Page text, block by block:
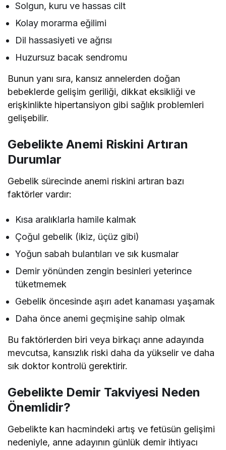
Solgun, kuru ve hassas cilt
Kolay morarma eğilimi
Dil hassasiyeti ve ağrısı
Huzursuz bacak sendromu
Bunun yanı sıra, kansız annelerden doğan
bebeklerde gelişim geriliği, dikkat eksikliği ve
erişkinlikte hipertansiyon gibi sağlık problemleri
gelişebilir.
Gebelikte Anemi Riskini Artıran
Durumlar
Gebelik sürecinde anemi riskini artıran bazı
faktörler vardır:
Kısa aralıklarla hamile kalmak
Çoğul gebelik (ikiz, üçüz gibi)
Yoğun sabah bulantıları ve sık kusmalar
Demir yönünden zengin besinleri yeterince
tüketmemek
Gebelik öncesinde aşırı adet kanaması yaşamak
Daha önce anemi geçmişine sahip olmak
Bu faktörlerden biri veya birkaçı anne adayında
mevcutsa, kansızlık riski daha da yükselir ve daha
sık doktor kontrolü gerektirir.
Gebelikte Demir Takviyesi Neden
Önemlidir?
Gebelikte kan hacmindeki artış ve fetüsün gelişimi
nedeniyle, anne adayının günlük demir ihtiyacı